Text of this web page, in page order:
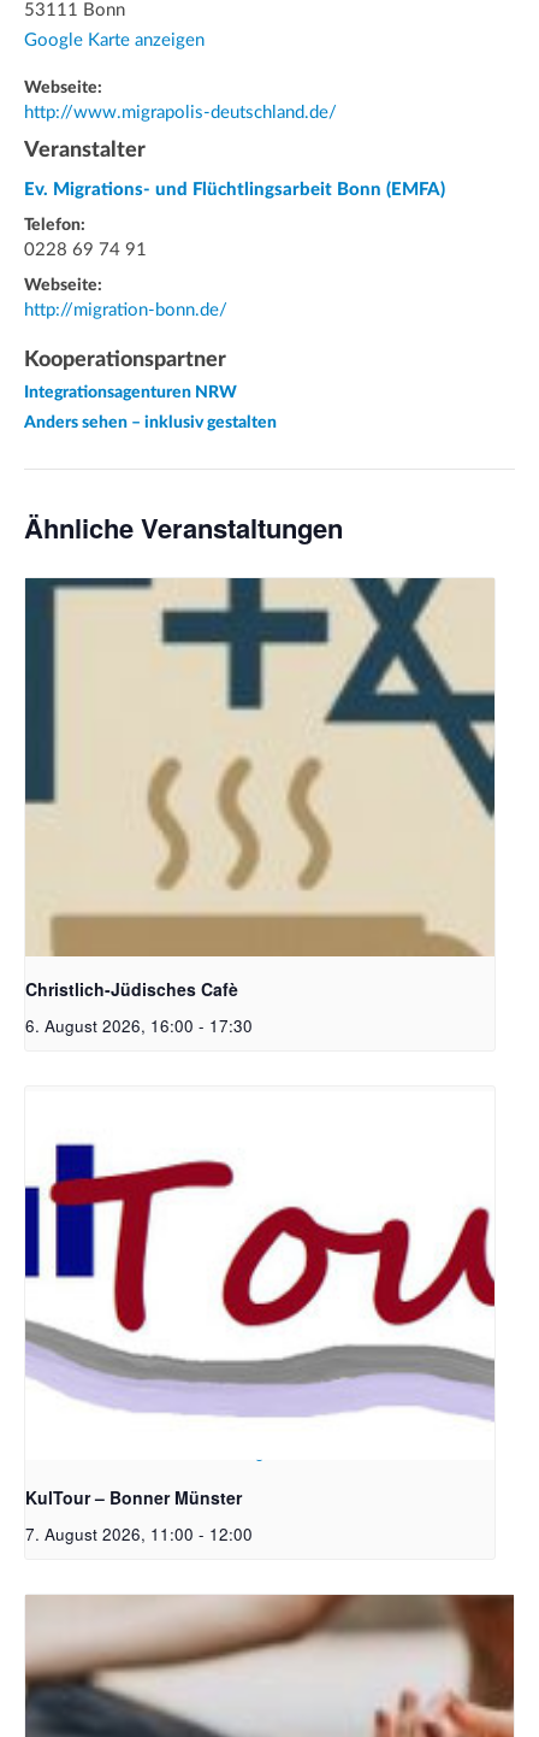
53111 Bonn
Google Karte anzeigen
Webseite:
http://www.migrapolis-deutschland.de/
Veranstalter
Ev. Migrations- und Flüchtlingsarbeit Bonn (EMFA)
Telefon:
0228 69 74 91
Webseite:
http://migration-bonn.de/
Kooperationspartner
Integrationsagenturen NRW
Anders sehen – inklusiv gestalten
Ähnliche Veranstaltungen
Christlich-Jüdisches Cafè
6. August 2026, 16:00 - 17:30
KulTour – Bonner Münster
7. August 2026, 11:00 - 12:00